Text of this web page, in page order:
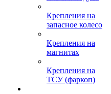
Крепления на
запасное колесо
Крепления на
магнитах
Крепления на
ТСУ (фаркоп)